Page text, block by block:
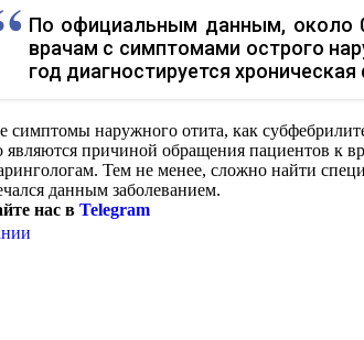
По официальным данным, около
врачам с симптомами острого
год диагностируется
симптомы наружного отита, как
являются причиной обращения пациентов к
Тем не менее, сложно найти
данным заболеванием.
нас в Telegram